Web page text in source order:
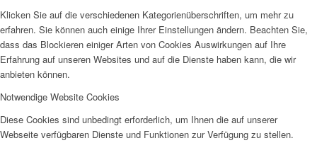
Klicken Sie auf die verschiedenen Kategorienüberschriften, um mehr zu
erfahren. Sie können auch einige Ihrer Einstellungen ändern. Beachten Sie,
dass das Blockieren einiger Arten von Cookies Auswirkungen auf Ihre
Erfahrung auf unseren Websites und auf die Dienste haben kann, die wir
anbieten können.
Notwendige Website Cookies
Diese Cookies sind unbedingt erforderlich, um Ihnen die auf unserer
Webseite verfügbaren Dienste und Funktionen zur Verfügung zu stellen.